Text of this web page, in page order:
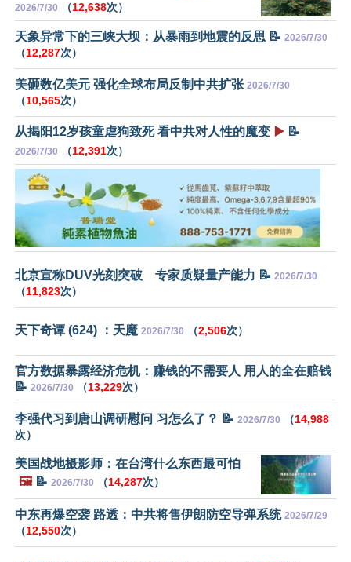
2026/7/30 （12,638次）
天象异常下的三峡大坝：从暴雨到地震的反思 📝 2026/7/30
（12,287次）
美砸数亿美元 强化全球布局反制中共扩张 2026/7/30
（10,565次）
从揭阳12岁孩童虐狗致死 看中共对人性的魔变 ▶️ 📝
2026/7/30 （12,391次）
北京宣称DUV光刻突破 专家质疑量产能力 📝 2026/7/30
（11,823次）
天下奇谭 (624) ：天魔 2026/7/30 （2,506次）
官方数据暴露经济危机：赚钱的不需要人 用人的全在赔钱
📝 2026/7/30 （13,229次）
李强代习到唐山调研慰问 习怎么了？ 📝 2026/7/30 （14,988
次）
美国战地摄影师：在台湾什么东西最可怕
🖼️📝 2026/7/30 （14,287次）
中东再爆空袭 路透：中共将售伊朗防空导弹系统 2026/7/29
（12,550次）